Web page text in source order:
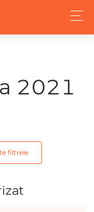
2021
filtrele